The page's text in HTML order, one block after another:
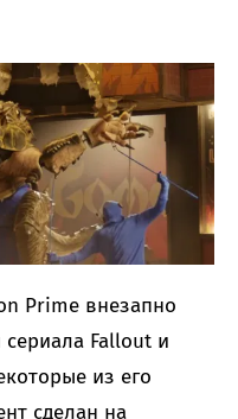
Prime внезапно
Fallout и
из его
сделан на